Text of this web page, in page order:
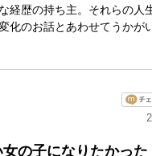
経歴の持ち主。それらの人
化のお話とあわせてうかが
の子になりたかった